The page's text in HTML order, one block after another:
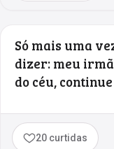
Só mais uma
dizer: meu
do céu,
20 curtidas